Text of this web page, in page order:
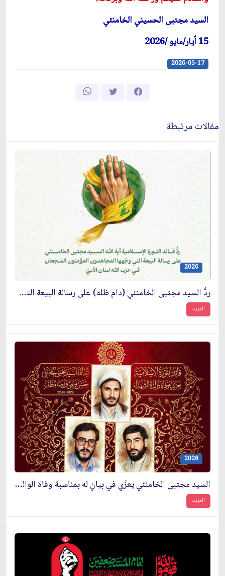
السيد مجتبى الحسيني الخامنئي
15 أيار/مايو /2026
2026-05-17
مقالات مرتبطة
2026
ردُّ السيد مجتبى الخامنئي (دام ظله) على رسالة البيعة التي وجّهها المجاهدون المؤمنون الشجعان في حزب الله لبنان الأبيّ
المزيد
2026
السيد مجتبى الخامنئي يعزّي في بيانٍ له بمناسبة وفاة الوالدة الجليلة والتقيّة للشهداء الأبرار حسن وعلي ورضا مظفر
المزيد